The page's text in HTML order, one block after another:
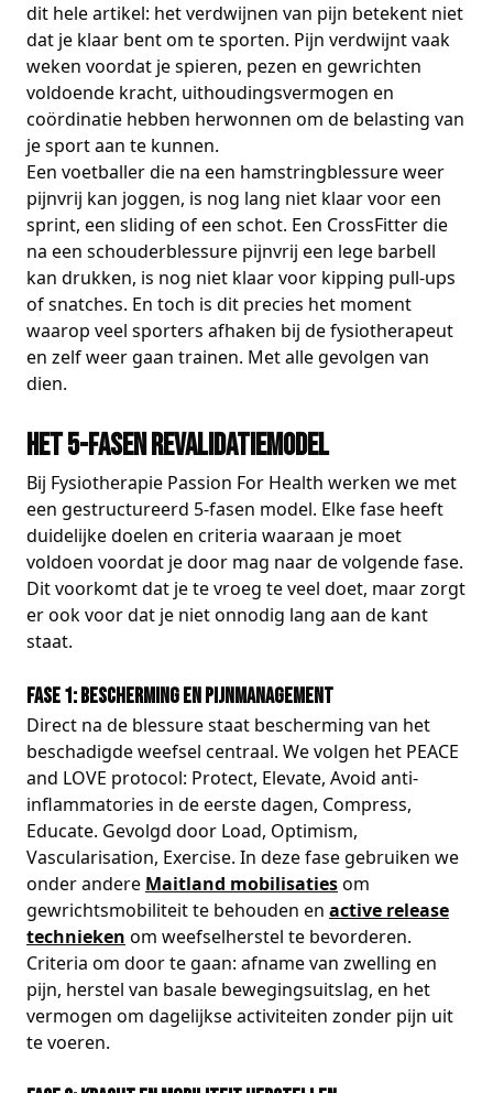
dit hele artikel: het verdwijnen van pijn betekent niet
dat je klaar bent om te sporten. Pijn verdwijnt vaak
weken voordat je spieren, pezen en gewrichten
voldoende kracht, uithoudingsvermogen en
coördinatie hebben herwonnen om de belasting van
je sport aan te kunnen.
Een voetballer die na een hamstringblessure weer
pijnvrij kan joggen, is nog lang niet klaar voor een
sprint, een sliding of een schot. Een CrossFitter die
na een schouderblessure pijnvrij een lege barbell
kan drukken, is nog niet klaar voor kipping pull-ups
of snatches. En toch is dit precies het moment
waarop veel sporters afhaken bij de fysiotherapeut
en zelf weer gaan trainen. Met alle gevolgen van
dien.
Het 5-fasen revalidatiemodel
Bij Fysiotherapie Passion For Health werken we met
een gestructureerd 5-fasen model. Elke fase heeft
duidelijke doelen en criteria waaraan je moet
voldoen voordat je door mag naar de volgende fase.
Dit voorkomt dat je te vroeg te veel doet, maar zorgt
er ook voor dat je niet onnodig lang aan de kant
staat.
Fase 1: Bescherming en pijnmanagement
Direct na de blessure staat bescherming van het
beschadigde weefsel centraal. We volgen het PEACE
and LOVE protocol: Protect, Elevate, Avoid anti-
inflammatories in de eerste dagen, Compress,
Educate. Gevolgd door Load, Optimism,
Vascularisation, Exercise. In deze fase gebruiken we
onder andere Maitland mobilisatiesom
gewrichtsmobiliteit te behouden en active release
technieken om weefselherstel te bevorderen.
Criteria om door te gaan: afname van zwelling en
pijn, herstel van basale bewegingsuitslag, en het
vermogen om dagelijkse activiteiten zonder pijn uit
te voeren.